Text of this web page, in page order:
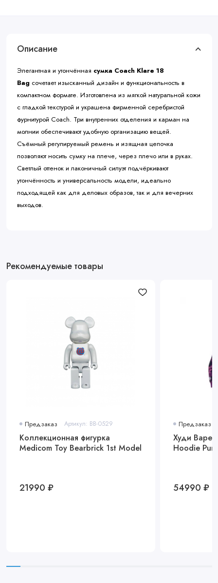
Описание
Элегантная и утончённая сумка Coach Klare 18
Bag сочетает изысканный дизайн и функциональность в
компактном формате. Изготовлена из мягкой натуральной кожи
с гладкой текстурой и украшена фирменной серебристой
фурнитурой Coach. Три внутренних отделения и карман на
молнии обеспечивают удобную организацию вещей.
Съёмный регулируемый ремень и изящная цепочка
позволяют носить сумку на плече, через плечо или в руках.
Светлый оттенок и лаконичный силуэт подчёркивают
утончённость и универсальность модели, идеально
подходящей как для деловых образов, так и для вечерних
выходов.
Рекомендуемые товары
Предзаказ Артикул: BB-0529
Коллекционная фигурка
Medicom Toy Bearbrick 1st Model
21990 ₽
Предзаказ
Худи Bape
Hoodie
54990 ₽